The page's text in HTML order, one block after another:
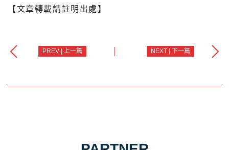
【文章轉載請註明出處】
PREV | 上一篇 NEXT | 下一篇